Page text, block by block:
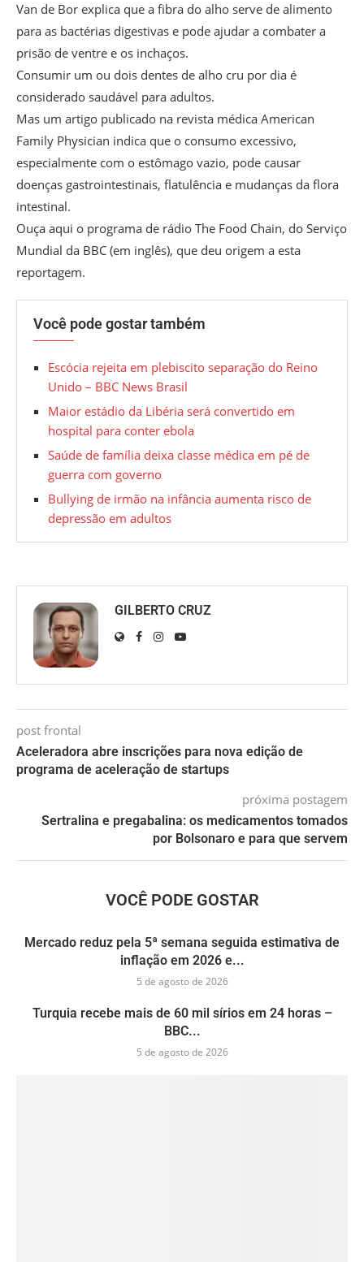
Van de Bor explica que a fibra do alho serve de alimento
para as bactérias digestivas e pode ajudar a combater a
prisão de ventre e os inchaços.
Consumir um ou dois dentes de alho cru por dia é
considerado saudável para adultos.
Mas um artigo publicado na revista médica American
Family Physician indica que o consumo excessivo,
especialmente com o estômago vazio, pode causar
doenças gastrointestinais, flatulência e mudanças da flora
intestinal.
Ouça aqui o programa de rádio The Food Chain, do Serviço
Mundial da BBC (em inglês), que deu origem a esta
reportagem.
Você pode gostar também
Escócia rejeita em plebiscito separação do Reino
Unido – BBC News Brasil
Maior estádio da Libéria será convertido em
hospital para conter ebola
Saúde de família deixa classe médica em pé de
guerra com governo
Bullying de irmão na infância aumenta risco de
depressão em adultos
GILBERTO CRUZ
post frontal
Aceleradora abre inscrições para nova edição de
programa de aceleração de startups
próxima postagem
Sertralina e pregabalina: os medicamentos tomados
por Bolsonaro e para que servem
VOCÊ PODE GOSTAR
Mercado reduz pela 5ª semana seguida estimativa de
inflação em 2026 e...
5 de agosto de 2026
Turquia recebe mais de 60 mil sírios em 24 horas –
BBC...
5 de agosto de 2026